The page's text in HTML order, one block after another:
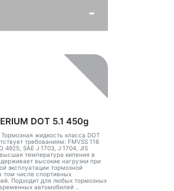
DOT 5.1 450g
жидкость класса DOT
требованиям: FMVSS 116
4925, SAE J 1703, J 1704, JIS
температура кипения в
высокие нагрузки при
эксплуатации тормозной
том числе спортивных
Подходит для любых тормозных
автомобилей ..